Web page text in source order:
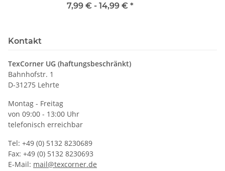
7,99 € - 14,99 € *
Kontakt
TexCorner UG (haftungsbeschränkt)
Bahnhofstr. 1
D-31275 Lehrte
Montag - Freitag
von 09:00 - 13:00 Uhr
telefonisch erreichbar
Tel: +49 (0) 5132 8230689
Fax: +49 (0) 5132 8230693
E-Mail: mail@texcorner.de